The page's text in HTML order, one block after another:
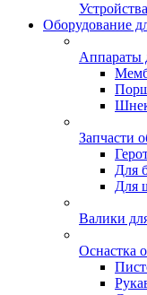
Оборудование
Аппараты
Запчасти
Для
Для
Валики
Оснастка